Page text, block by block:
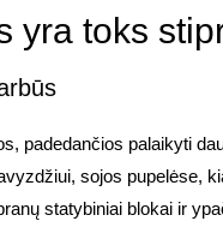
yra toks
padedančios palaikyti
sojos pupelėse,
statybiniai blokai ir